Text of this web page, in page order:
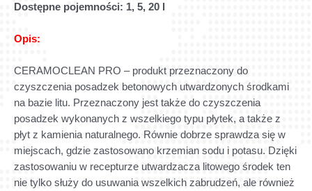
Dostępne pojemności: 1, 5, 20 l
Opis:
CERAMOCLEAN PRO – produkt przeznaczony do
czyszczenia posadzek betonowych utwardzonych środkami
na bazie litu. Przeznaczony jest także do czyszczenia
posadzek wykonanych z wszelkiego typu płytek, a także z
płyt z kamienia naturalnego. Równie dobrze sprawdza się w
miejscach, gdzie zastosowano krzemian sodu i potasu. Dzięki
zastosowaniu w recepturze utwardzacza litowego środek ten
nie tylko służy do usuwania wszelkich zabrudzeń, ale również